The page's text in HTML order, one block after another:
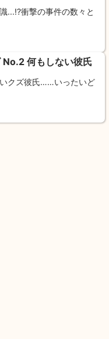
...!?衝撃の事件の数々と
何もしない彼氏
クズ彼氏……いったいど